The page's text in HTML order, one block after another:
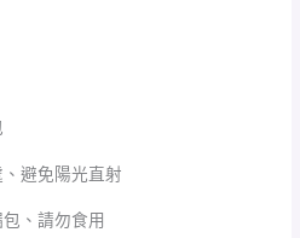
避免陽光直射
、請勿食用